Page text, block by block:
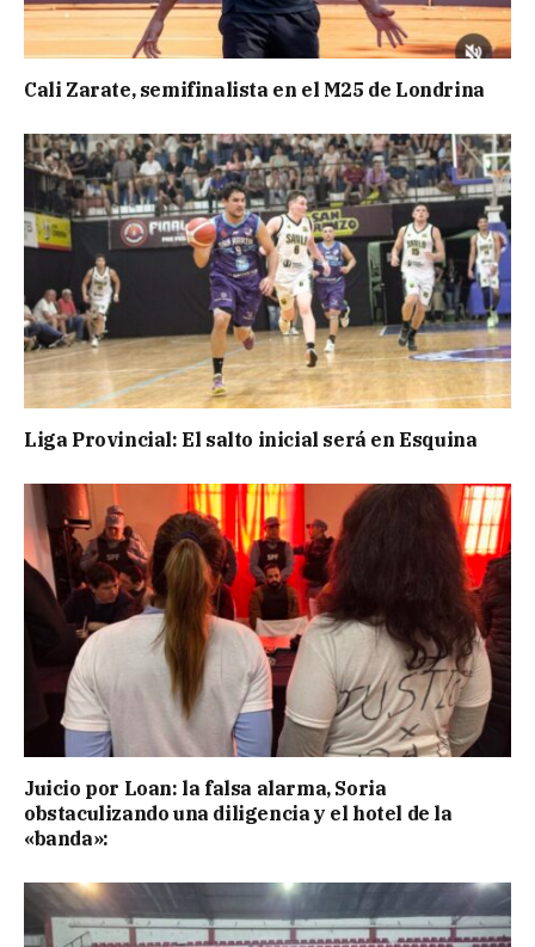
Cali Zarate, semifinalista en el M25 de Londrina
Liga Provincial: El salto inicial será en Esquina
Juicio por Loan: la falsa alarma, Soria
obstaculizando una diligencia y el hotel de la
«banda»: